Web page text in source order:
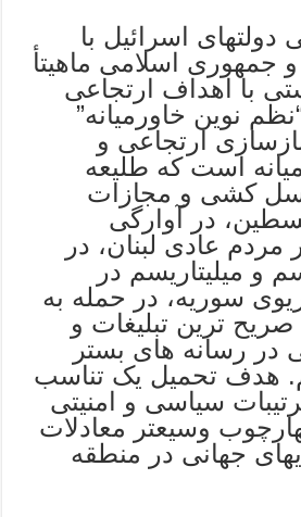
اسرائیل با
جمهوری اسلامی ماهیتأ
با اهداف ارتجاعی
نوین خاورمیانه”
ارتجاعی و
است که طلیعه
نسل کشی و مجازات
در آوارگی
مردم عادی لبنان، در
و میلیتاریسم در
سوریه، در حمله به
صریح ترین تبلیغات و
در رسانه های بستر
هدف تحمیل یک تناسب
سیاسی و امنیتی
وسیعتر معادلات
جهانی در منطقه